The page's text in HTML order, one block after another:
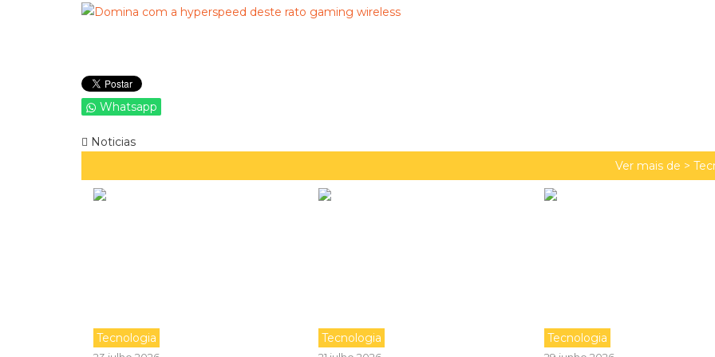
Whatsapp
Noticias
Ver mais de >
Tecnologia Tecnologia Tecnologia